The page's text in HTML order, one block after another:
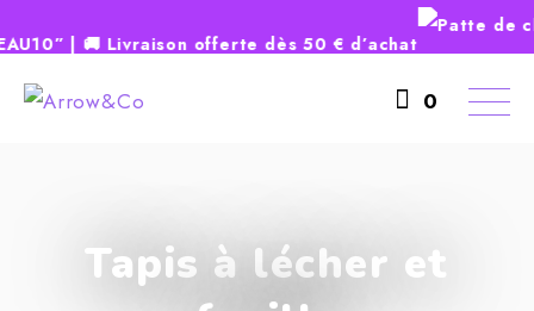
| 🚚 Livraison offerte dès 50 € d’achat
the 0
Tapis à lécher et